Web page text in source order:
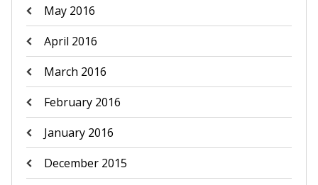
May 2016
April 2016
March 2016
February 2016
January 2016
December 2015